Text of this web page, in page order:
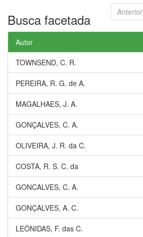
Anterior
Busca facetada
Autor
TOWNSEND, C. R.
PEREIRA, R. G. de A.
MAGALHAES, J. A.
GONÇALVES, C. A.
OLIVEIRA, J. R. da C.
COSTA, R. S. C. da
GONCALVES, C. A.
GONÇALVES, A. C.
LEÔNIDAS, F. das C.